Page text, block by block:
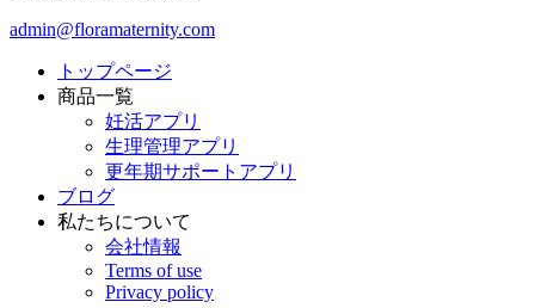
admin@floramaternity.com
トップページ
商品一覧
妊活アプリ
生理管理アプリ
更年期サポートアプリ
ブログ
私たちについて
会社情報
Terms of use
Privacy policy